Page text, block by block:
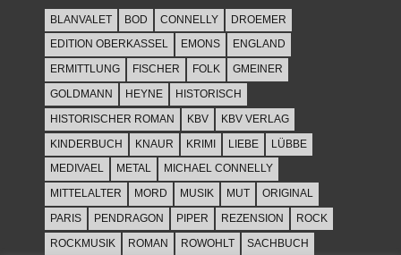
BLANVALET BOD CONNELLY
DROEMER
EDITION OBERKASSEL
EMONS
ENGLAND
ERMITTLUNG
FISCHER FOLK
GMEINER
GOLDMANN
HEYNE
HISTORISCH
HISTORISCHER ROMAN
KBV
KBV VERLAG
KINDERBUCH
KNAUR KRIMI LIEBE
LÜBBE
MEDIVAEL
METAL
MICHAEL CONNELLY
MITTELALTER
MORD MUSIK MUT
ORIGINAL
PARIS
PENDRAGON PIPER REZENSION
ROCK
ROCKMUSIK
ROMAN ROWOHLT
SACHBUCH